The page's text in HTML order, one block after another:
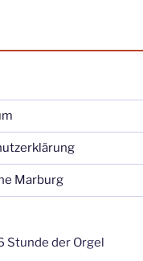
Marburg
Stunde der Orgel